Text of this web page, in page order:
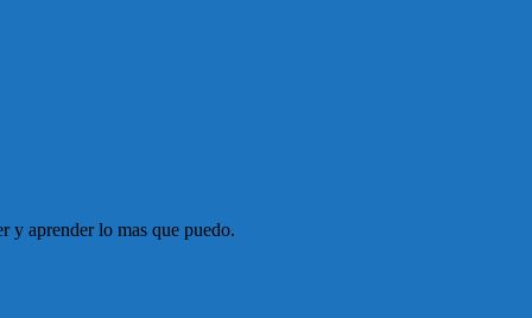
y aprender lo mas que puedo.